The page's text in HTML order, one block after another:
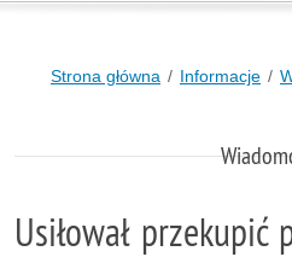
Strona główna Informacje
Usiłował przekupić